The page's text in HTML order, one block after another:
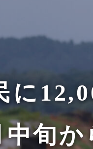
に
中旬